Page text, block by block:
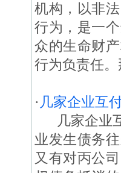
机构，以非
行为，是一
众的生命财
行为负责任
· 几家企业互
几家企业互
业发生债务
又有对丙公